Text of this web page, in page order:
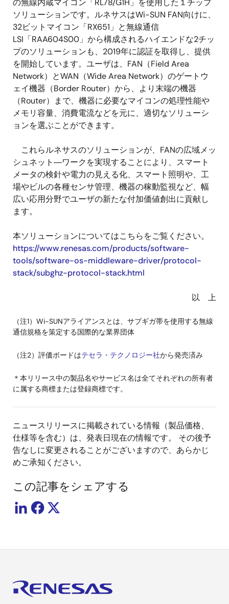
ソリューションです。ルネサスはWi-SUN FAN向けに、
32ビットマイコン「RX651」と無線通信
LSI「RAA604S00」から構成されるハイエンドな2チッ
プのソリューションも、2019年に認証を取得し、提供
を開始しています。ユーザは、FAN（Field Area
Network）とWAN（Wide Area Network）のゲートウ
ェイ機器（Border Router）から、より末端の機器
（Router）まで、機器に必要なマイコンの処理性能や
メモリ容量、消費電流などを元に、適切なソリューシ
ョンを選ぶことができます。
これらルネサスのソリューションが、FANの広域メッ
シュネット―ワークを実現することにより、スマート
メータの検針や電力の見える化、スマート照明や、工
場やビルの各種センサ管理、機器の稼動監視など、幅
広い応用分野でユーザの新たな付加価値創出に貢献し
ます。
本ソリューションについてはこちらをご覧ください。
https://www.renesas.com/products/software-
tools/software-os-middleware-driver/protocol-
stack/subghz-protocol-stack.html
以 上
（注1）Wi-SUNアライアンスとは、サブギガ帯を使用する無線
通信規格を策定する国際的な業界団体
（注2）評価ボードはテセラ・テクノロジー社から発売済み
＊本リリース中の製品名やサービス名は全てそれぞれの所有者
に属する商標または登録商標です。
ニュースリリースに掲載されている情報（製品価格、
仕様等を含む）は、発表日現在の情報です。 その後予
告なしに変更されることがございますので、あらかじ
めご承知ください。
この記事をシェアする